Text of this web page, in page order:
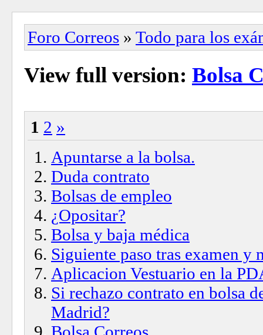
Foro Correos » Todo para los
View full version: Bolsa
1 2 »
Apuntarse a la bolsa.
Duda contrato
Bolsas de empleo
¿Opositar?
Bolsa y baja médica
Siguiente paso tras examen y
Aplicacion Vestuario en la
Si rechazo contrato en bolsa
Madrid?